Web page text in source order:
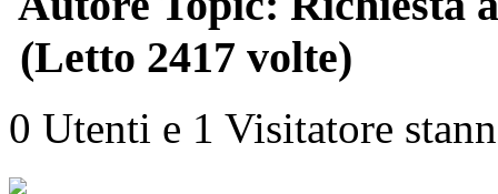
(Letto 2417 volte)
0 Utenti e 1 Visitatore